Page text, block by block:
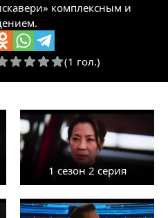
комплексным и
(1 гол.)
1 сезон 2 серия